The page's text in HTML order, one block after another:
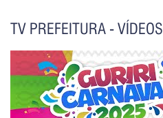
TV PREFEITURA - VÍDEOS